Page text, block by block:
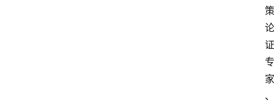
策
论
证
专
家
、